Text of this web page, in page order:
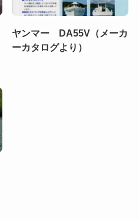
ヤンマー DA55V（メーカ
ーカタログより）